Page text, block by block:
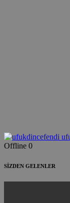
Offline 0
SİZDEN GELENLER